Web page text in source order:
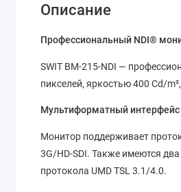
Описание
Профессиональный NDI®
SWIT BM-215-NDI —
пикселей, яркостью 400 Cd/
Мультиформатный интерфейс
Монитор поддерживает
3G/HD-SDI. Также имеются
протокола UMD TSL 3.1/4.0.